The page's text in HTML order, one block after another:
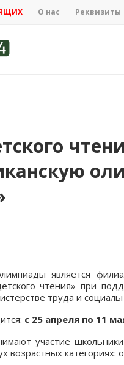
О нас Реквизиты
является
чтения» при
труда и
с 25 апреля по 11
участие
возрастных категориях: